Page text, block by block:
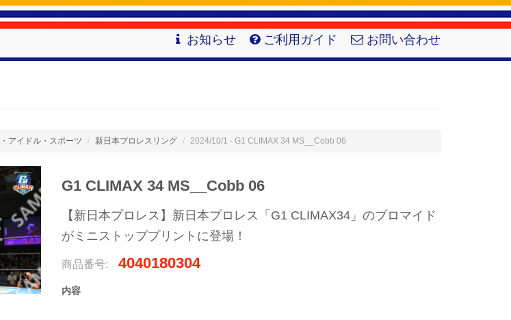
お知らせ ご利用ガイド お問い合わせ
アイドル・スポーツ 新日本プロレスリング 2024/10/1 - G1 CLIMAX 34 MS__Cobb 06
G1 CLIMAX 34 MS__Cobb 06
【新日本プロレス】新日本プロレス「G1 CLIMAX34」のブロマイド
がミニストッププリントに登場！
商品番号: 4040180304
内容